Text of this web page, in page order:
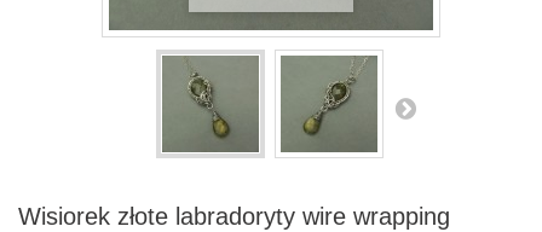
Wisiorek złote labradoryty wire wrapping